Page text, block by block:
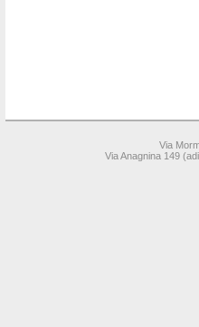
Via
Via Anagnina 149